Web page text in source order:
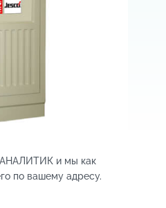
и мы как
по вашему адресу.